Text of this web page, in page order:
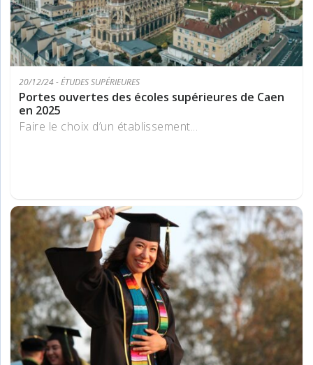
20/12/24 - ÉTUDES SUPÉRIEURES
Portes ouvertes des écoles supérieures de Caen
en 2025
Faire le choix d’un établissement...